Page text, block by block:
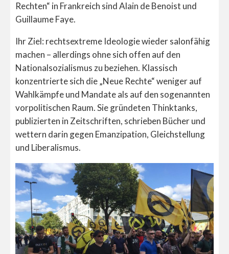
Rechten“ in Frankreich sind Alain de Benoist und
Guillaume Faye.
Ihr Ziel: rechtsextreme Ideologie wieder salonfähig
machen – allerdings ohne sich offen auf den
Nationalsozialismus zu beziehen. Klassisch
konzentrierte sich die „Neue Rechte“ weniger auf
Wahlkämpfe und Mandate als auf den sogenannten
vorpolitischen Raum. Sie gründeten Thinktanks,
publizierten in Zeitschriften, schrieben Bücher und
wettern darin gegen Emanzipation, Gleichstellung
und Liberalismus.